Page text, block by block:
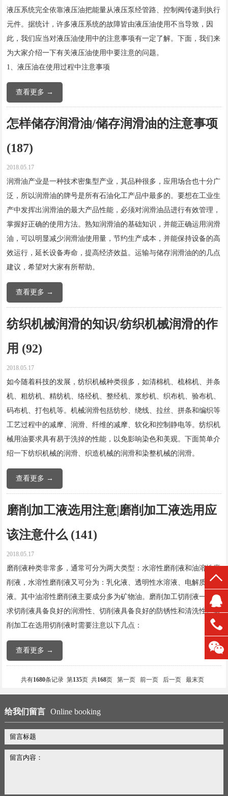
液压系统完全依靠液压油把能量从液压泵经管路、控制阀传递到执行
元件。据统计，许多液压系统的故障皆由液压油使用不当导致，因
此，我们应当对液压油使用中的注意事项有一定了解。下面，我们来
为大家介绍一下有关液压油使用中要注意的问题。
1、液压油在使用过程中注意事项
查看更多 →
怎样储存润滑油/储存润滑油的注意事项
(187)
2018.05.17
润滑油产业是一种技术密集型产业，其品种很多，应用场合也十分广
泛，所以润滑油的牌号是所有石油化工产品中最多的。要想在工业生
产中发挥出润滑油的最大产品性能，必须对润滑油品进行有效管理，
掌握好正确的使用方法。熟知润滑油的基础知识，并能正确运用润滑
油，可以明显减少润滑油使用量，节约生产成本，并能保持设备的高
效运行，延长设备寿命，提高经济效益。运输与储存润滑油的的几点
建议，希望对大家有所帮助。
查看更多 →
纺织机械润滑的知识/纺织机械润滑的作
用 (92)
2018.05.17
如今随着科技的发展，纺织机械种类很多，如清棉机、梳棉机、并条
机、粗纺机、精纺机、络经机、整经机、浆纱机、织布机、验布机、
码布机、打包机等。机械润滑包括纺纱、绕线、拉丝、拼条和编织等
工艺过程中的减摩、润滑、纤维的减摩、软化和控制静电等。纺织机
械用油要求具有易于洗掉的性能，以免影响染色和美观。下面简单介
绍一下纺织机械的润滑、织造机械的润滑和染整机械的润滑。
查看更多 →
磨削加工液选用注意|磨削加工液选用应
该注意什么 (141)
2018.05.17
磨削液种类非常多，通常可分为两大类型：水溶性磨削液和油溶性磨
削液，水溶性磨削液又可分为：乳化液、透明性水溶液、电解质水溶
液。其中油溶性磨削液主要成分多为矿物油。磨削加工切削液一般要
求切削液具备良好的润滑性、切削液具备良好的防锈性和清洗性。磨
削加工在选用切削液时需要注意以下几点：
查看更多 →
共有1680条记录 第135页 共168页 第一页 前一页 后一页 最末页
给我们留言 Online booking